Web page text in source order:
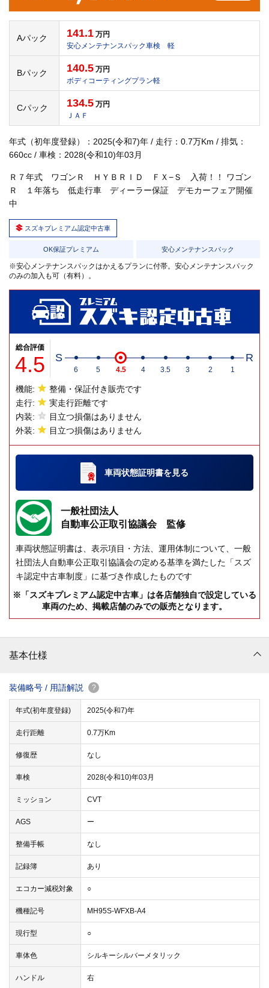
Aパック 141.1 万円
安心メンテナンスパック車検 軽
Bパック 140.5 万円
ボディコーティングプラン軽
Cパック 134.5 万円
ＪＡＦ
年式（初年度登録）：2025(令和7)年 / 走行：0.7万Km / 排気：
660cc / 車検：2028(令和10)年03月
Ｒ７年式 ワゴンＲ ＨＹＢＲＩＤ ＦＸ−Ｓ 入荷！！ ワゴン
Ｒ １年落ち 低走行車 ディーラー保証 デモカーフェア開催
中
スズキプレミアム認定中古車
OK保証プレミアム 安心メンテナンスパック
※安心メンテナンスパックはかえるプランに付帯。安心メンテナンスパック
のみの加入も可（有料）。
総合評価
4.5 S R
6 5 4.5 4 3.5 3 2 1
機能:
整備・保証付き販売です
走行:
実走行距離です
内装:
目立つ損傷はありません
外装:
目立つ損傷はありません
車両状態証明書を見る
一般社団法人
自動車公正取引協議会 監修
車両状態証明書は、表示項目・方法、運用体制について、一般
社団法人自動車公正取引協議会の定める基準を満たした「スズ
キ認定中古車制度」に基づき作成したものです
※「スズキプレミアム認定中古車」は各店舗独自で設定している
車両のため、掲載店舗のみでの販売となります。
基本仕様
装備略号 / 用語解説 ?
年式(初年度登録) 2025(令和7)年
走行距離 0.7万Km
修復歴 なし
車検 2028(令和10)年03月
ミッション CVT
AGS ー
整備手帳 なし
記録簿 あり
エコカー減税対象 ○
機種記号 MH95S-WFXB-A4
現行型 ○
車体色 シルキーシルバーメタリック
ハンドル 右